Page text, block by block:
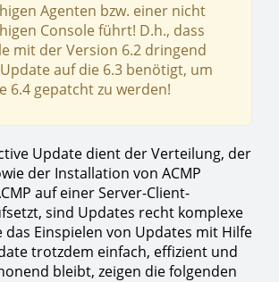
Agenten bzw. einer nicht
Console führt! D.h., dass
mit der Version 6.2 dringend
auf die 6.3 benötigt, um
6.4 gepatcht zu werden!
Update dient der Verteilung, der
der Installation von ACMP
auf einer Server-Client-
sind Updates recht komplexe
das Einspielen von Updates mit Hilfe
trotzdem einfach, effizient und
bleibt, zeigen die folgenden